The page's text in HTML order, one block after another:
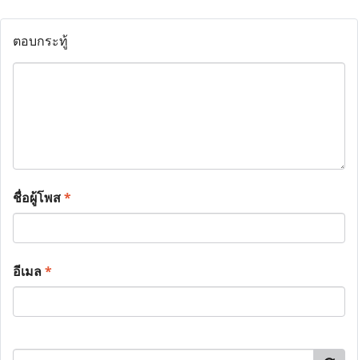
ตอบกระทู้
ชื่อผู้โพส*
อีเมล*